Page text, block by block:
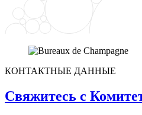
КОНТАКТНЫЕ ДАННЫЕ
Свяжитесь с